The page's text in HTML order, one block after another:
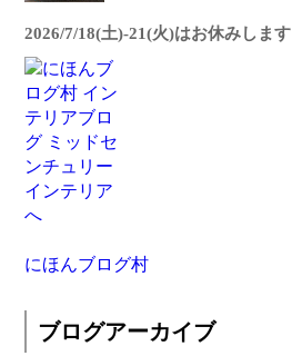
2026/7/18(土)-21(火)はお休みします
にほんブログ村
ブログアーカイブ